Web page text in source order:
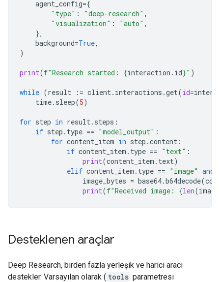
agent_config={
"type" : "deep-research" ,
"visualization" : "auto" ,
},
background=True,
)
print(f"Research started: {interaction . id}" )
while (result := client. interactions .get(id=
time. sleep(5)
for step in result. steps :
if step . type == "model_output" :
for content_item in step .content :
if content_item . type == "text" :
print(content_item . text)
elif content_item . type == "image" and
image_bytes = base64.b64decode(
print(f"Received image: {len(
Desteklenen araçlar
Deep Research, birden fazla yerleşik ve harici aracı
destekler. Varsayılan olarak ( tools parametresi